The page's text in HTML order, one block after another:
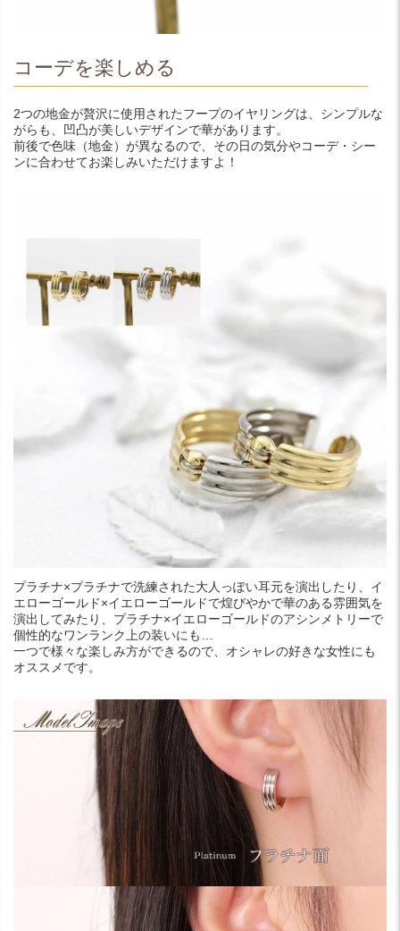
コーデを楽しめる
2つの地金が贅沢に使用されたフープのイヤリングは、シンプルな
がらも、凹凸が美しいデザインで華があります。
前後で色味（地金）が異なるので、その日の気分やコーデ・シー
ンに合わせてお楽しみいただけますよ！
プラチナ×プラチナで洗練された大人っぽい耳元を演出したり、イ
エローゴールド×イエローゴールドで煌びやかで華のある雰囲気を
演出してみたり、プラチナ×イエローゴールドのアシンメトリーで
個性的なワンランク上の装いにも…
一つで様々な楽しみ方ができるので、オシャレの好きな女性にも
オススメです。